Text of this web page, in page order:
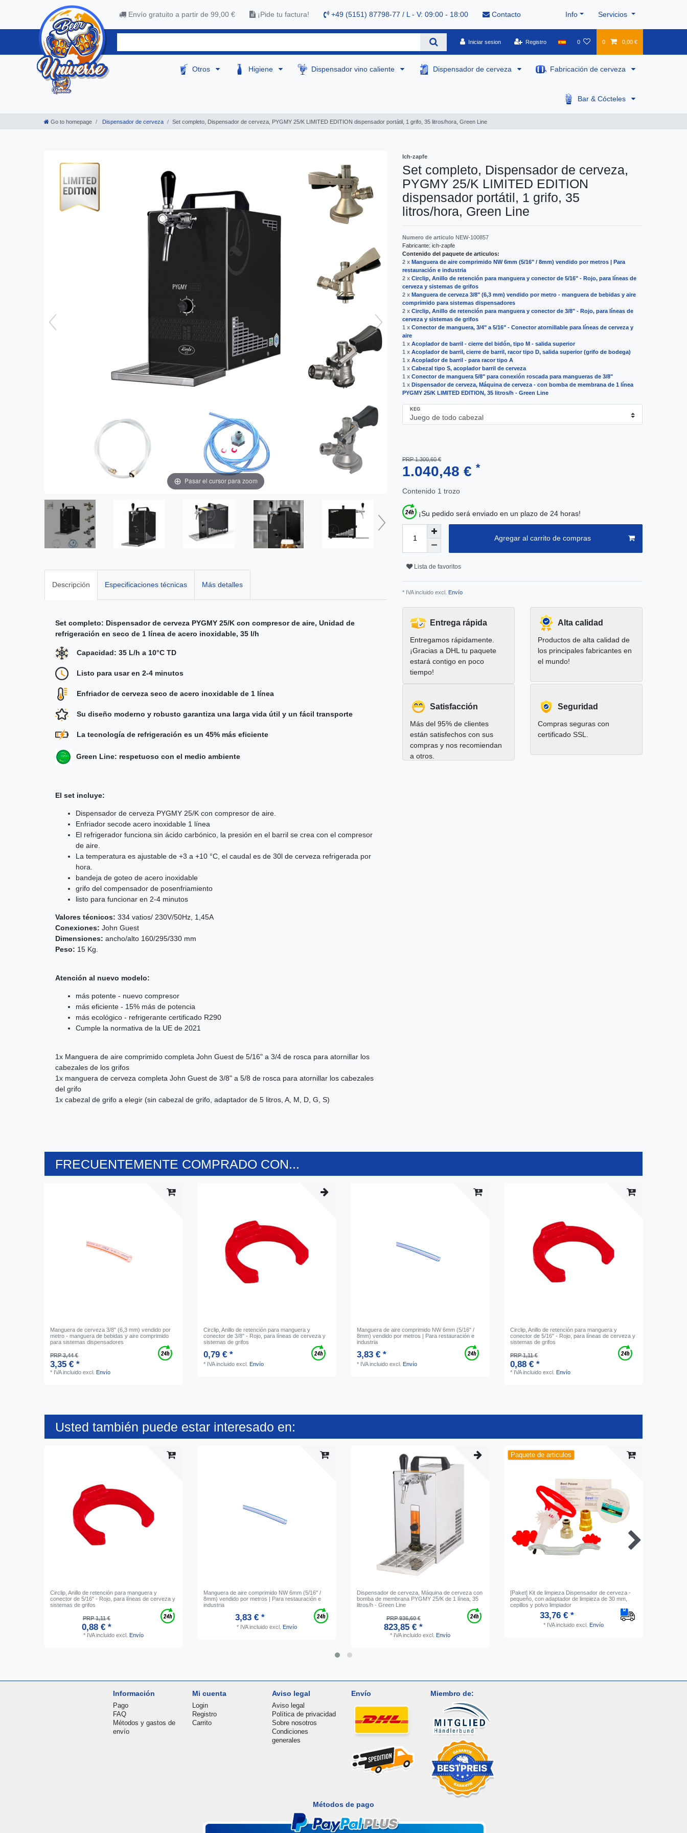
Envío gratuito a partir de 99,00 € ¡Pide tu factura! +49 (5151) 87798-77 / L - V: 09:00 - 18:00 Contacto Info Servicios
Iniciar sesion Registro 0 0 0,00 €
Otros Higiene Dispensador vino caliente Dispensador de cerveza Fabricación de cerveza
Bar & Cócteles
Go to homepage Dispensador de cerveza Set completo, Dispensador de cerveza, PYGMY 25/K LIMITED EDITION dispensador portátil, 1 grifo, 35 litros/hora, Green Line
Pasar el cursor para zoom
Descripción Especificaciones técnicas Más detalles
Set completo: Dispensador de cerveza PYGMY 25/K con compresor de aire, Unidad de
refrigeración en seco de 1 línea de acero inoxidable, 35 l/h
Capacidad: 35 L/h a 10°C TD
Listo para usar en 2-4 minutos
Enfriador de cerveza seco de acero inoxidable de 1 línea
Su diseño moderno y robusto garantiza una larga vida útil y un fácil transporte
La tecnología de refrigeración es un 45% más eficiente
Green Line: respetuoso con el medio ambiente
El set incluye:
Dispensador de cerveza PYGMY 25/K con compresor de aire.
Enfriador secode acero inoxidable 1 línea
El refrigerador funciona sin ácido carbónico, la presión en el barril se crea con el compresor
de aire.
La temperatura es ajustable de +3 a +10 °C, el caudal es de 30l de cerveza refrigerada por
hora.
bandeja de goteo de acero inoxidable
grifo del compensador de posenfriamiento
listo para funcionar en 2-4 minutos
Valores técnicos: 334 vatios/ 230V/50Hz, 1,45A
Conexiones: John Guest
Dimensiones: ancho/alto 160/295/330 mm
Peso: 15 Kg.
Atención al nuevo modelo:
más potente - nuevo compresor
más eficiente - 15% más de potencia
más ecológico - refrigerante certificado R290
Cumple la normativa de la UE de 2021
1x Manguera de aire comprimido completa John Guest de 5/16" a 3/4 de rosca para atornillar los
cabezales de los grifos
1x manguera de cerveza completa John Guest de 3/8" a 5/8 de rosca para atornillar los cabezales
del grifo
1x cabezal de grifo a elegir (sin cabezal de grifo, adaptador de 5 litros, A, M, D, G, S)
Ich-zapfe
Set completo, Dispensador de cerveza,
PYGMY 25/K LIMITED EDITION
dispensador portátil, 1 grifo, 35
litros/hora, Green Line
Numero de articulo NEW-100857
Fabricante: ich-zapfe
Contenido del paquete de articulos:
2 x Manguera de aire comprimido NW 6mm (5/16" / 8mm) vendido por metros | Para
restauración e industria
2 x Circlip, Anillo de retención para manguera y conector de 5/16" - Rojo, para líneas de
cerveza y sistemas de grifos
2 x Manguera de cerveza 3/8" (6,3 mm) vendido por metro - manguera de bebidas y aire
comprimido para sistemas dispensadores
2 x Circlip, Anillo de retención para manguera y conector de 3/8" - Rojo, para líneas de
cerveza y sistemas de grifos
1 x Conector de manguera, 3/4" a 5/16" - Conector atornillable para líneas de cerveza y
aire
1 x Acoplador de barril - cierre del bidón, tipo M - salida superior
1 x Acoplador de barril, cierre de barril, racor tipo D, salida superior (grifo de bodega)
1 x Acoplador de barril - para racor tipo A
1 x Cabezal tipo S, acoplador barril de cerveza
1 x Conector de manguera 5/8" para conexión roscada para mangueras de 3/8"
1 x Dispensador de cerveza, Máquina de cerveza - con bomba de membrana de 1 línea
PYGMY 25/K LIMITED EDITION, 35 litros/h - Green Line
KEG
PRP 1.300,60 €
1.040,48 € *
Contenido 1 trozo
¡Su pedido será enviado en un plazo de 24 horas!
Agregar al carrito de compras
Lista de favoritos
* IVA incluido excl. Envío
Entrega rápida
Entregamos rápidamente.
¡Gracias a DHL tu paquete
estará contigo en poco
tiempo!
Alta calidad
Productos de alta calidad de
los principales fabricantes en
el mundo!
Satisfacción
Más del 95% de clientes
están satisfechos con sus
compras y nos recomiendan
a otros.
Seguridad
Compras seguras con
certificado SSL.
FRECUENTEMENTE COMPRADO CON...
Manguera de cerveza 3/8" (6,3 mm) vendido por
metro - manguera de bebidas y aire comprimido
para sistemas dispensadores
PRP 3,44 €
3,35 € *
* IVA incluido excl. Envío
Circlip, Anillo de retención para manguera y
conector de 3/8" - Rojo, para líneas de cerveza y
sistemas de grifos
0,79 € *
* IVA incluido excl. Envío
Manguera de aire comprimido NW 6mm (5/16" /
8mm) vendido por metros | Para restauración e
industria
3,83 € *
* IVA incluido excl. Envío
Circlip, Anillo de retención para manguera y
conector de 5/16" - Rojo, para líneas de cerveza y
sistemas de grifos
PRP 1,11 €
0,88 € *
* IVA incluido excl. Envío
Usted también puede estar interesado en:
Circlip, Anillo de retención para manguera y
conector de 5/16" - Rojo, para líneas de cerveza y
sistemas de grifos
PRP 1,11 €
0,88 € *
* IVA incluido excl. Envío
Manguera de aire comprimido NW 6mm (5/16" /
8mm) vendido por metros | Para restauración e
industria
3,83 € *
* IVA incluido excl. Envío
Dispensador de cerveza, Máquina de cerveza con
bomba de membrana PYGMY 25/K de 1 línea, 35
litros/h - Green Line
PRP 936,60 €
823,85 € *
* IVA incluido excl. Envío
Paquete de articulos
[Paket] Kit de limpieza Dispensador de cerveza -
pequeño, con adaptador de limpieza de 30 mm,
cepillos y polvo limpiador
33,76 € *
* IVA incluido excl. Envío
Información
Pago
FAQ
Métodos y gastos de
envío
Mi cuenta
Login
Registro
Carrito
Aviso legal
Aviso legal
Política de privacidad
Sobre nosotros
Condiciones
generales
Envío Miembro de:
Métodos de pago